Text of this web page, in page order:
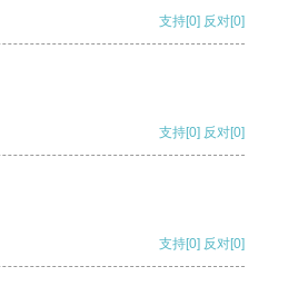
支持[0] 反对[0]
支持[0] 反对[0]
支持[0] 反对[0]